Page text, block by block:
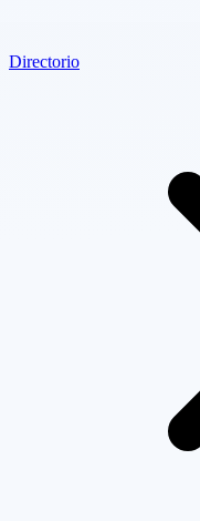
Directorio